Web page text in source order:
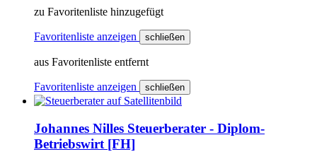
zu Favoritenliste hinzugefügt
Favoritenliste anzeigen schließen
aus Favoritenliste entfernt
Favoritenliste anzeigen schließen
Johannes Nilles Steuerberater - Diplom-
Betriebswirt [FH]